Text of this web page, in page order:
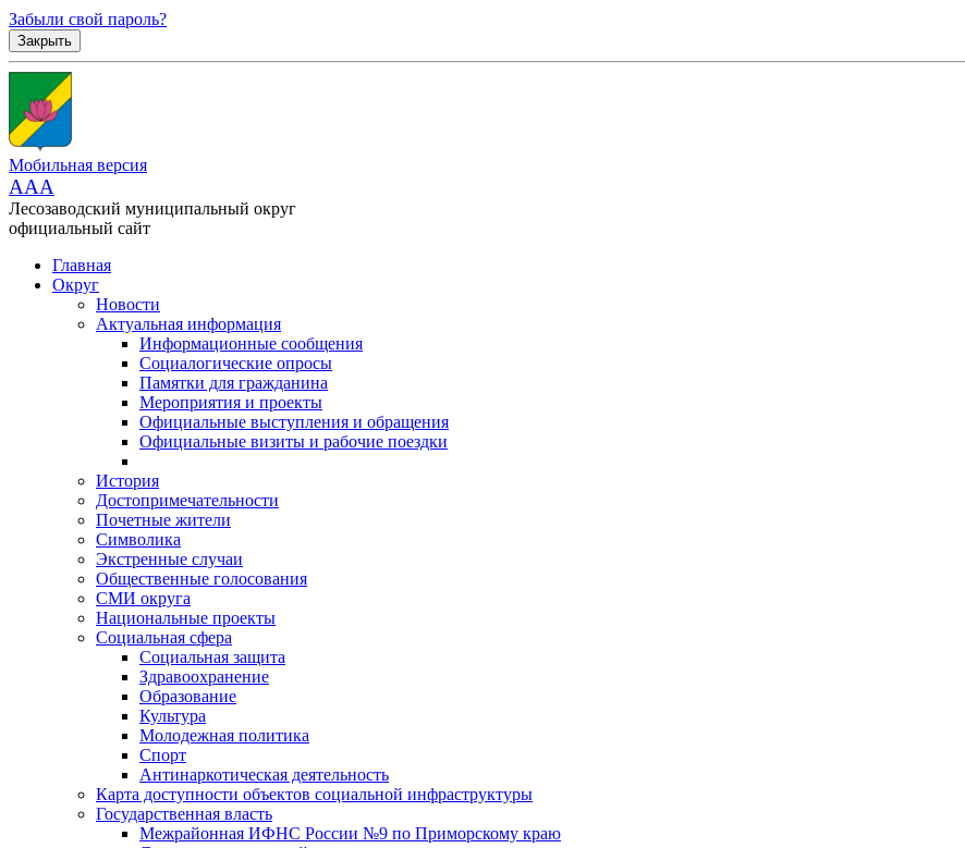
Забыли свой пароль?
Закрыть
Мобильная версия
AAA
Лесозаводский муниципальный округ
официальный сайт
Главная
Округ
Новости
Актуальная информация
Информационные сообщения
Социалогические опросы
Памятки для гражданина
Мероприятия и проекты
Официальные выступления и обращения
Официальные визиты и рабочие поездки
История
Достопримечательности
Почетные жители
Символика
Экстренные случаи
Общественные голосования
СМИ округа
Национальные проекты
Социальная сфера
Социальная защита
Здравоохранение
Образование
Культура
Молодежная политика
Спорт
Антинаркотическая деятельность
Карта доступности объектов социальной инфраструктуры
Государственная власть
Межрайонная ИФНС России №9 по Приморскому краю